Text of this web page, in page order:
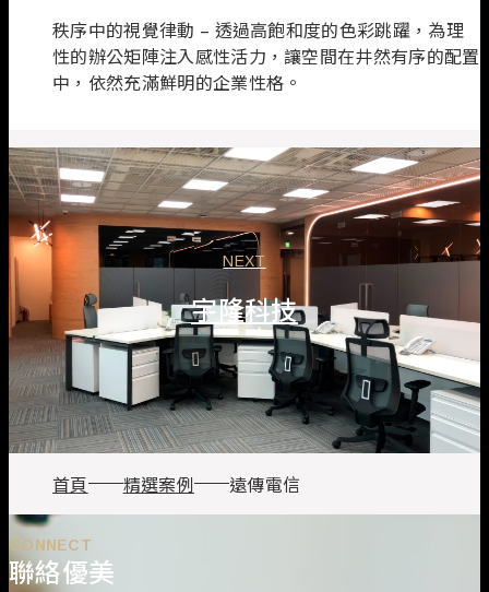
秩序中的視覺律動 – 透過高飽和度的色彩跳躍，為理
性的辦公矩陣注入感性活力，讓空間在井然有序的配置
中，依然充滿鮮明的企業性格。
NEXT
宇隆科技
首頁 精選案例 遠傳電信
CONNECT
聯絡優美